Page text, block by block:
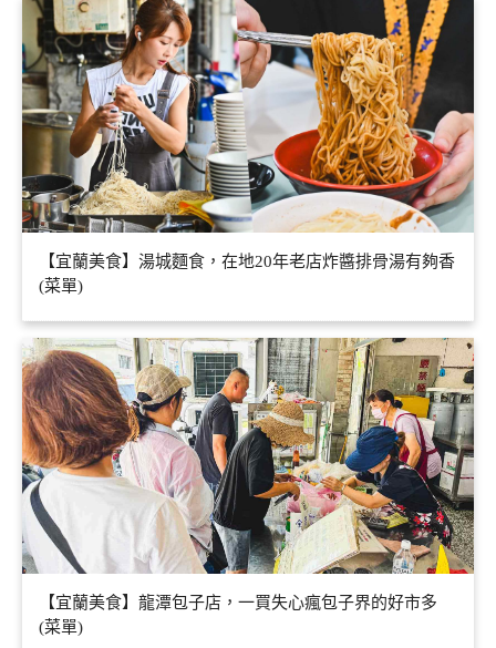
【宜蘭美食】湯城麵食，在地20年老店炸醬排骨湯有夠香
(菜單)
【宜蘭美食】龍潭包子店，一買失心瘋包子界的好市多
(菜單)